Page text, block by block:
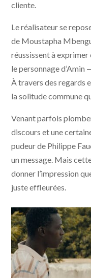
cliente.
Le réalisateur se
de Moustapha
réussissent à
le personnage d’Amin
À travers des regards
la solitude commune
Venant parfois
discours et une
pudeur de Philippe
un message. Mais
donner l’impression
juste effleurées.